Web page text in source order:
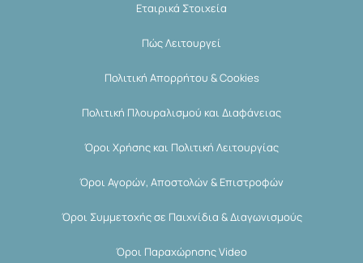
Εταιρικά Στοιχεία
Πώς Λειτουργεί
Πολιτική Απορρήτου & Cookies
Πολιτική Πλουραλισμού και Διαφάνειας
Όροι Χρήσης και Πολιτική Λειτουργίας
Όροι Αγορών, Αποστολών & Επιστροφών
Όροι Συμμετοχής σε Παιχνίδια & Διαγωνισμούς
Όροι Παραχώρησης Video